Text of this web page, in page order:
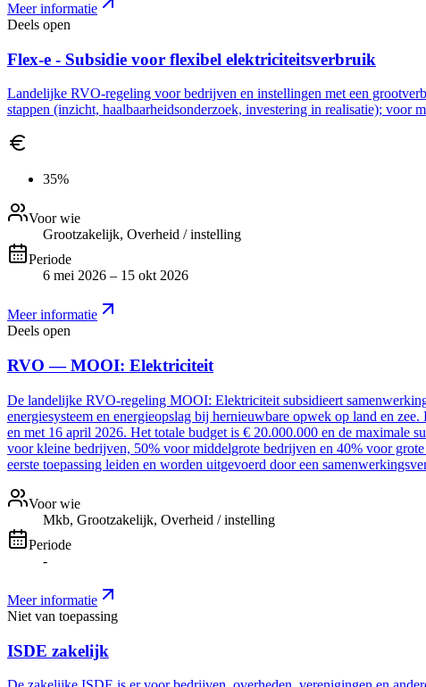
Meer informatie
Deels open
Flex-e - Subsidie voor flexibel elektriciteitsverbruik
Landelijke RVO-regeling voor bedrijven en instellingen met een
stappen (inzicht, haalbaarheidsonderzoek, investering in realisatie);
35%
Voor wie
Grootzakelijk, Overheid / instelling
Periode
6 mei 2026 – 15 okt 2026
Meer informatie
Deels open
RVO — MOOI: Elektriciteit
De landelijke RVO-regeling MOOI: Elektriciteit subsidieert
energiesysteem en energieopslag bij hernieuwbare opwek op land en
en met 16 april 2026. Het totale budget is € 20.000.000 en de maximale
voor kleine bedrijven, 50% voor middelgrote bedrijven en 40% voor
eerste toepassing leiden en worden uitgevoerd door een
Voor wie
Mkb, Grootzakelijk, Overheid / instelling
Periode
-
Meer informatie
Niet van toepassing
ISDE zakelijk